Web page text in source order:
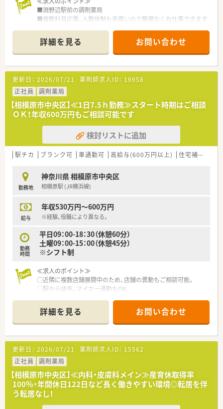
■淵野辺駅前の調剤薬局
■複数科目応需、人数体制も手厚いので無理なくお仕事できます
■メンバー全員が研修認定薬剤師を取得しており、未取得でも取
得のためのサポートが受けられます
■健康サポート薬局受講、実務実習指導薬剤師資格取得など、ス
キルアップも叶う環境です
■定着率も高く、スタッフ間のフォロー体制もしっかりしていま
す
■クリーンベンチ導入済み
詳細を見る お問い合わせ
更新日： 2026/07/21 薬剤師求人ID： 16958
正社員
調剤薬局
【相模原市中央区】≪1日7.5ｈ勤務≫スタート時期はご相談
ＯＫ！年収600万円もご相談可能です
検討リストに追加
駅チカ ブランク可 車通勤可 高給与(600万円以上) 住宅補助(手当)あり
勤務地
神奈川県 相模原市中央区
相模原駅 (JR横浜線)
給与
年収530万円～600万円
※経験、役職により異なる。
勤務
時間
平日09：00-18：30（休憩60分）
土曜09：00-15：00（休憩45分）
※シフト制
≪求人のポイント≫
○近隣に複数店舗展開中のため、店舗の異動もご相談可能。
○駅から徒歩、マイカー通勤もOK
詳細を見る お問い合わせ
更新日： 2026/07/21 薬剤師求人ID： 15562
正社員
調剤薬局
【相模原市中央区】≪内科・皮膚科メイン≫産育休取得率
100％・年間休日122日など長く働きやすい環境◎転居を伴
う転居なし！